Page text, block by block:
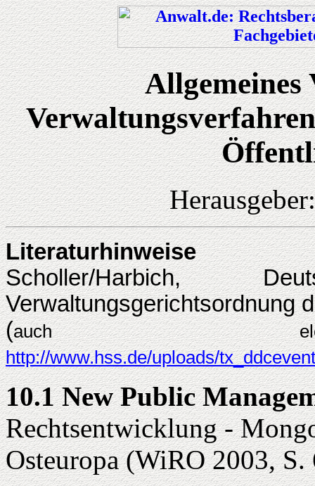
Allgemeines
Literaturhinweise
Scholler/Harbich,
Verwaltungsgerichtsordnung
(auch
http://www.hss.de/uploads/
10.1 New Public
Rechtsentwicklung -
Osteuropa (WiRO 2003, S.